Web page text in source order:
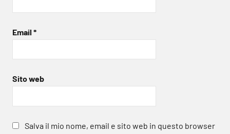
Email *
Sito web
Salva il mio nome, email e sito web in questo browser